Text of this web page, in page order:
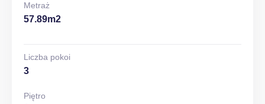
Metraż
57.89m2
Liczba pokoi
3
Piętro